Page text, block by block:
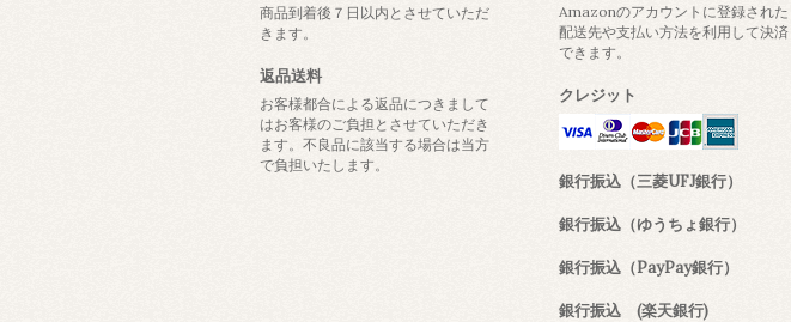
商品到着後７日以内とさせていただ
きます。
返品送料
お客様都合による返品につきまして
はお客様のご負担とさせていただき
ます。不良品に該当する場合は当方
で負担いたします。
Amazonのアカウントに登録された
配送先や支払い方法を利用して決済
できます。
クレジット
銀行振込（三菱UFJ銀行）
銀行振込（ゆうちょ銀行）
銀行振込（PayPay銀行）
銀行振込 (楽天銀行)